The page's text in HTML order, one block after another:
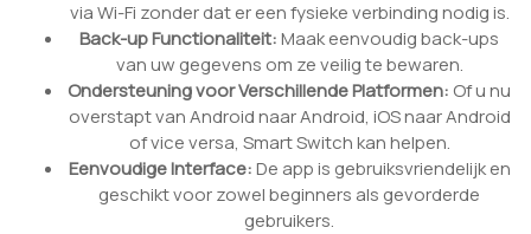
via Wi-Fi zonder dat er een fysieke verbinding nodig is.
Back-up Functionaliteit:Maak eenvoudig back-ups
van uw gegevens om ze veilig te bewaren.
Ondersteuning voor Verschillende Platformen: Of u nu
overstapt van Android naar Android, iOS naar Android
of vice versa, Smart Switch kan helpen.
Eenvoudige Interface:De app is gebruiksvriendelijk en
geschikt voor zowel beginners als gevorderde
gebruikers.